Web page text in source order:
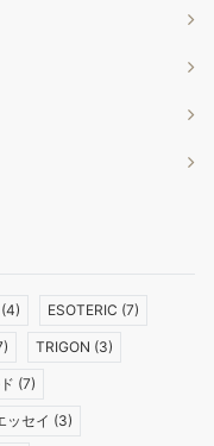
(4) ESOTERIC (7)
TRIGON (3)
(7)
ッセイ (3)